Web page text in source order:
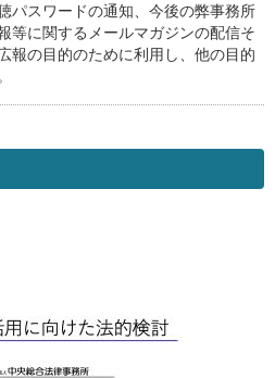
パスワードの通知、今後の弊事務所
等に関するメールマガジンの配信そ
報の目的のために利用し、他の目的